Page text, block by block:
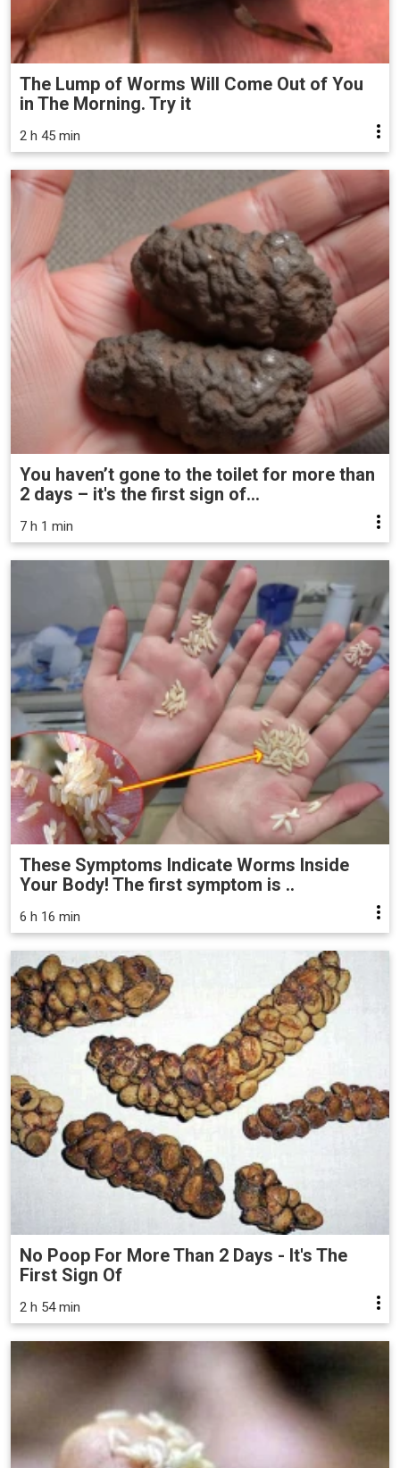
The Lump of Worms Will Come Out of You
in The Morning. Try it
2 h 45 min
You haven’t gone to the toilet for more than
2 days – it's the first sign of...
7 h 1 min
These Symptoms Indicate Worms Inside
Your Body! The first symptom is ..
6 h 16 min
No Poop For More Than 2 Days - It's The
First Sign Of
2 h 54 min